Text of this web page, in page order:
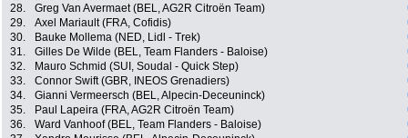
28.
Greg Van Avermaet (BEL, AG2R Citroën Team)
29.
Axel Mariault (FRA, Cofidis)
30.
Bauke Mollema (NED, Lidl - Trek)
31.
Gilles De Wilde (BEL, Team Flanders - Baloise)
32.
Mauro Schmid (SUI, Soudal - Quick Step)
33.
Connor Swift (GBR, INEOS Grenadiers)
34.
Gianni Vermeersch (BEL, Alpecin-Deceuninck)
35.
Paul Lapeira (FRA, AG2R Citroën Team)
36.
Ward Vanhoof (BEL, Team Flanders - Baloise)